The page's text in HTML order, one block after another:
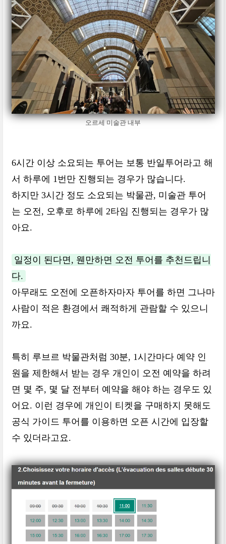
오르세 미술관 내부
6시간 이상 소요되는 투어는 보통 반일투어라고 해
서 하루에 1번만 진행되는 경우가 많습니다.
하지만 3시간 정도 소요되는 박물관, 미술관 투어
는 오전, 오후로 하루에 2타임 진행되는 경우가 많
아요.
일정이 된다면, 웬만하면 오전 투어를 추천드립니
다.
아무래도 오전에 오픈하자마자 투어를 하면 그나마
사람이 적은 환경에서 쾌적하게 관람할 수 있으니
까요.
특히 루브르 박물관처럼 30분, 1시간마다 예약 인
원을 제한해서 받는 경우 개인이 오전 예약을 하려
면 몇 주, 몇 달 전부터 예약을 해야 하는 경우도 있
어요. 이런 경우에 개인이 티켓을 구매하지 못해도
공식 가이드 투어를 이용하면 오픈 시간에 입장할
수 있더라고요.